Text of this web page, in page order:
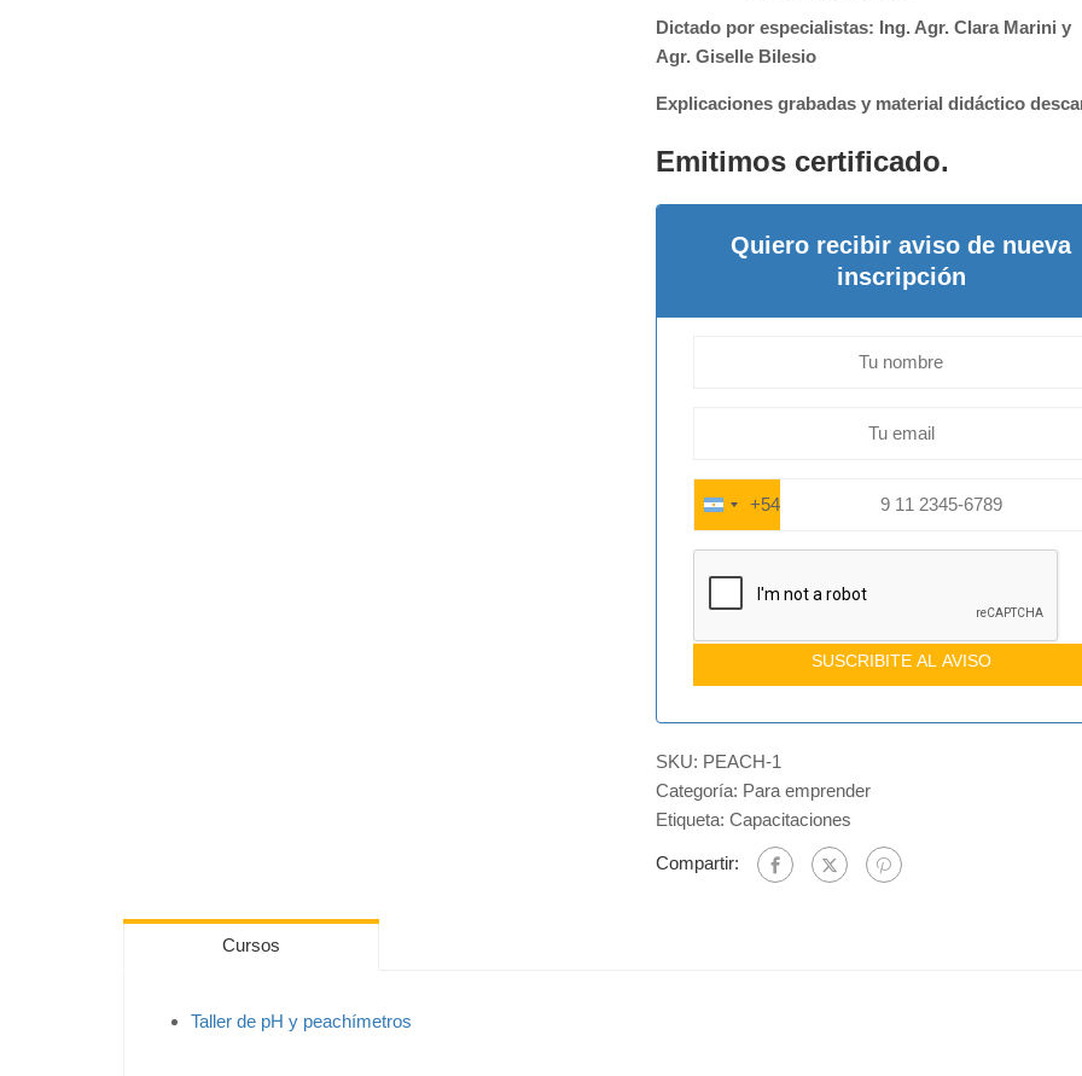
Dictado por especialistas: Ing. Agr. Clara Marini y
Agr. Giselle Bilesio
Explicaciones grabadas y material didáctico
Emitimos certificado.
Quiero recibir aviso de nueva
inscripción
ARGENTINA
+54
SUSCRIBITE AL AVISO
SKU: PEACH-1
Categoría: Para emprender
Etiqueta: Capacitaciones
Compartir:
Cursos
Taller de pH y peachímetros